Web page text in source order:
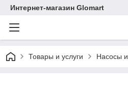
Интернет-магазин Glomart
Товары и услуги Насосы